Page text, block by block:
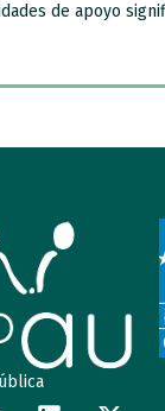
de apoyo